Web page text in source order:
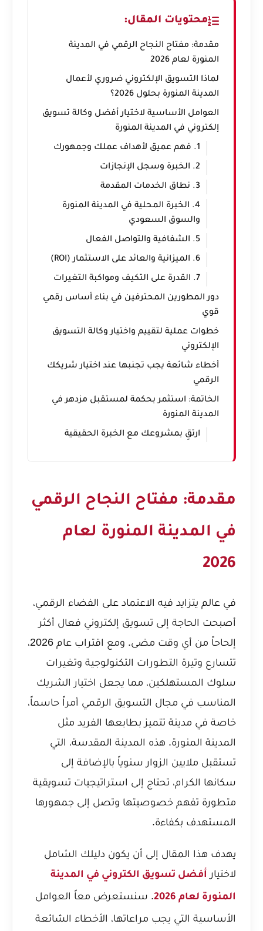
محتويات المقال:
مقدمة: مفتاح النجاح الرقمي في المدينة
المنورة لعام 2026
لماذا التسويق الإلكتروني ضروري لأعمال
المدينة المنورة بحلول 2026؟
العوامل الأساسية لاختيار أفضل وكالة تسويق
إلكتروني في المدينة المنورة
1. فهم عميق لأهداف عملك وجمهورك
2. الخبرة وسجل الإنجازات
3. نطاق الخدمات المقدمة
4. الخبرة المحلية في المدينة المنورة
والسوق السعودي
5. الشفافية والتواصل الفعال
6. الميزانية والعائد على الاستثمار (ROI)
7. القدرة على التكيف ومواكبة التغيرات
دور المطورين المحترفين في بناء أساس رقمي
قوي
خطوات عملية لتقييم واختيار وكالة التسويق
الإلكتروني
أخطاء شائعة يجب تجنبها عند اختيار شريكك
الرقمي
الخاتمة: استثمر بحكمة لمستقبل مزدهر في
المدينة المنورة
ارتقِ بمشروعك مع الخبرة الحقيقية
مقدمة: مفتاح النجاح الرقمي
في المدينة المنورة لعام
2026
في عالم يتزايد فيه الاعتماد على الفضاء الرقمي،
أصبحت الحاجة إلى تسويق إلكتروني فعال أكثر
إلحاحاً من أي وقت مضى. ومع اقتراب عام 2026،
تتسارع وتيرة التطورات التكنولوجية وتغيرات
سلوك المستهلكين، مما يجعل اختيار الشريك
المناسب في مجال التسويق الرقمي أمراً حاسماً،
خاصة في مدينة تتميز بطابعها الفريد مثل
المدينة المنورة. هذه المدينة المقدسة، التي
تستقبل ملايين الزوار سنوياً بالإضافة إلى
سكانها الكرام، تحتاج إلى استراتيجيات تسويقية
متطورة تفهم خصوصيتها وتصل إلى جمهورها
المستهدف بكفاءة.
يهدف هذا المقال إلى أن يكون دليلك الشامل
لاختيار أفضل تسويق الكتروني في المدينة
المنورة لعام 2026
. سنستعرض معاً العوامل
الأساسية التي يجب مراعاتها، الأخطاء الشائعة